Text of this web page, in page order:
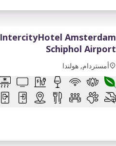
IntercityHotel Amsterdam
Schiphol Airport
أمستردام, هولندا